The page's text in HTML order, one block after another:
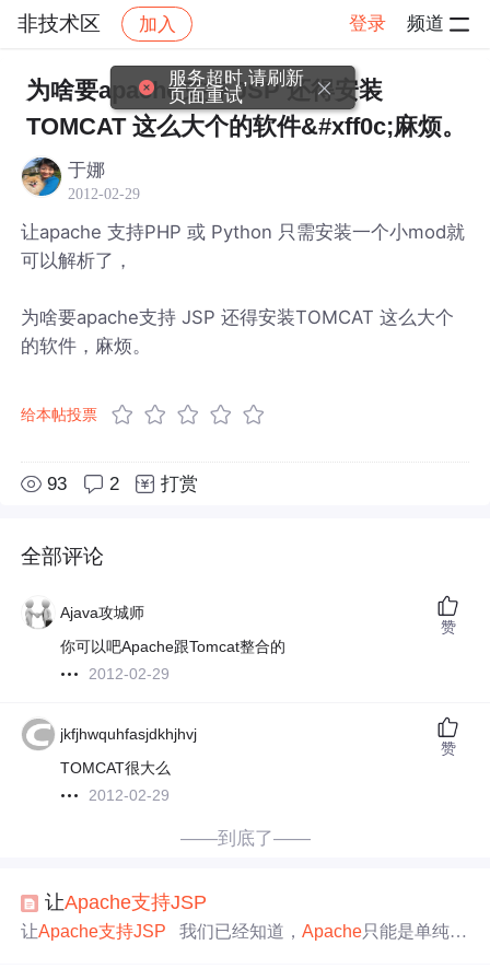
非技术区 加入 登录 频道
社区 非技术区 帖子详情
为啥要apache支持 JSP 还得安装
TOMCAT 这么大个的软件&#xff0c;麻烦。
于娜
2012-02-29
让apache 支持PHP 或 Python 只需安装一个小mod就
可以解析了，
为啥要apache支持 JSP 还得安装TOMCAT 这么大个
的软件，麻烦。
给本帖投票
93 2 打赏
全部评论
Ajava攻城师
你可以吧Apache跟Tomcat整合的
2012-02-29
赞
jkfjhwquhfasjdkhjhvj
TOMCAT很大么
2012-02-29
赞
——到底了——
让Apache支持JSP
让Apache支持JSP 我们已经知道，Apache只能是单纯支
服务超时,请刷新
页面重试